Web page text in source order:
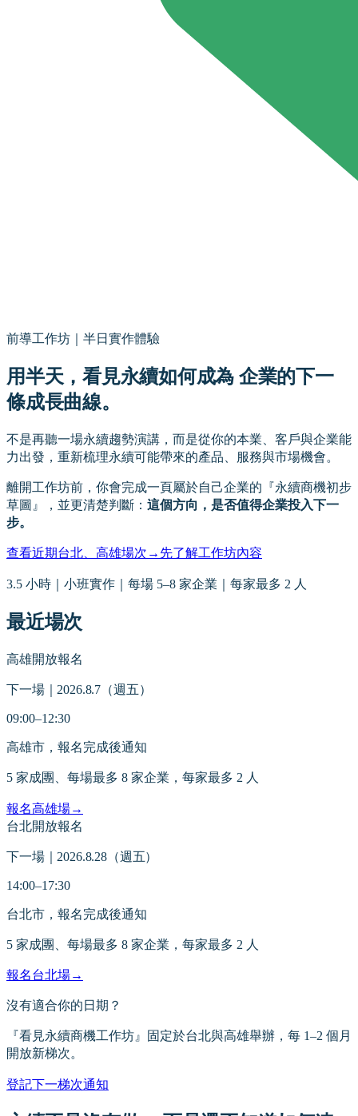
前導工作坊｜半日實作體驗
用半天，看見永續如何成為 企業的下一
條成長曲線。
不是再聽一場永續趨勢演講，而是從你的本業、客戶與企業能
力出發，重新梳理永續可能帶來的產品、服務與市場機會。
離開工作坊前，你會完成一頁屬於自己企業的『永續商機初步
草圖』，並更清楚判斷： 這個方向，是否值得企業投入下一
步。
查看近期台北、高雄場次 → 先了解工作坊內容
3.5 小時｜小班實作｜每場 5–8 家企業｜每家最多 2 人
最近場次
高雄開放報名
下一場｜2026.8.7（週五）
09:00–12:30
高雄市，報名完成後通知
5 家成團、每場最多 8 家企業，每家最多 2 人
報名高雄場→
台北開放報名
下一場｜2026.8.28（週五）
14:00–17:30
台北市，報名完成後通知
5 家成團、每場最多 8 家企業，每家最多 2 人
報名台北場→
沒有適合你的日期？
『看見永續商機工作坊』固定於台北與高雄舉辦，每 1–2 個月
開放新梯次。
登記下一梯次通知